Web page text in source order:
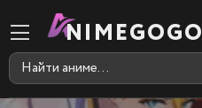
NIMEGOGO